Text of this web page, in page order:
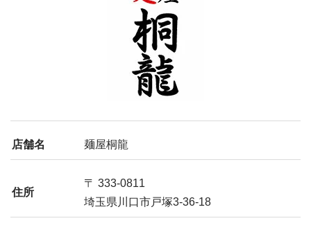
店舗名 麺屋桐龍
住所
〒 333-0811
埼玉県川口市戸塚3-36-18